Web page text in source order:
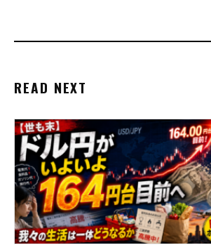
READ NEXT